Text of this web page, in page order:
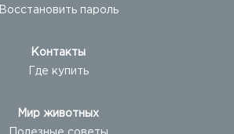
Восстановить пароль
Контакты
Где купить
Мир животных